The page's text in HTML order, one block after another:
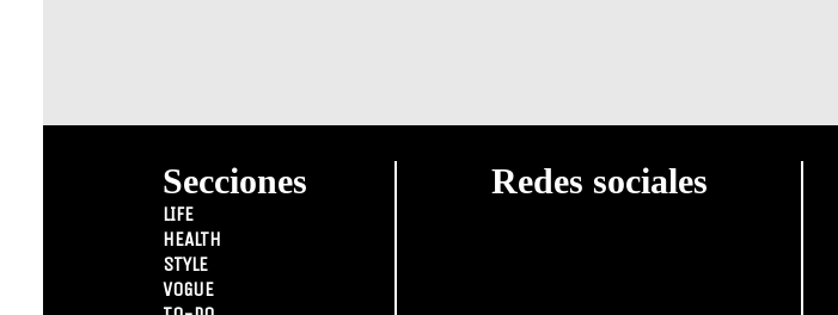
Secciones
LIFE
HEALTH
STYLE
VOGUE
Redes sociales